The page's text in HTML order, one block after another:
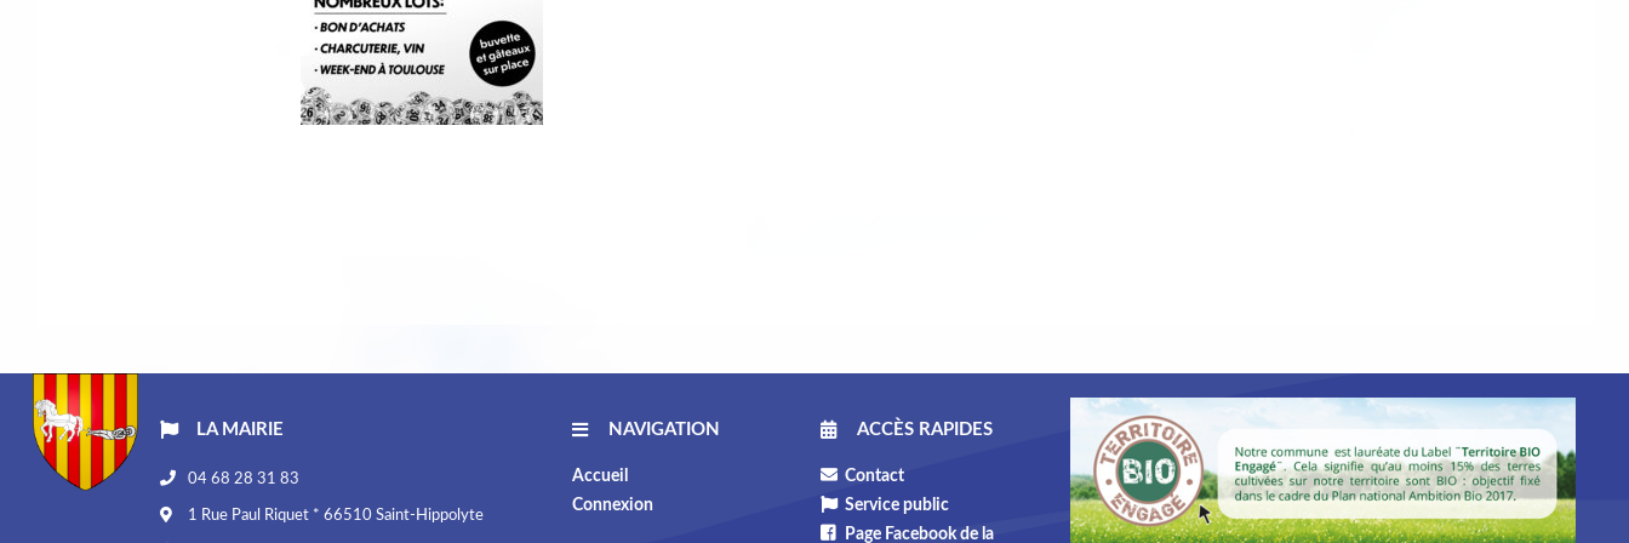
LA MAIRIE
04 68 28 31 83
1 Rue Paul Riquet * 66510 Saint-Hippolyte
NAVIGATION
Accueil
Connexion
ACCÈS RAPIDES
Contact
Service public
Page Facebook de la